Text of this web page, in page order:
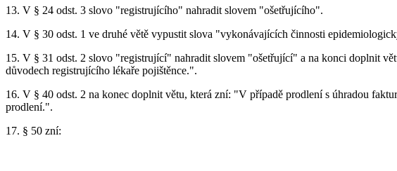
13. V § 24 odst. 3 slovo "registrujícího" nahradit slovem "ošetřujícího".
14. V § 30 odst. 1 ve druhé větě vypustit slova "vykonávajících činnosti
15. V § 31 odst. 2 slovo "registrující" nahradit slovem "ošetřující" a na konci doplnit
důvodech registrujícího lékaře pojištěnce.".
16. V § 40 odst. 2 na konec doplnit větu, která zní: "V případě prodlení s úhradou
prodlení.".
17. § 50 zní: